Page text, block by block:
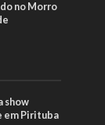
no Morro
show
em Pirituba